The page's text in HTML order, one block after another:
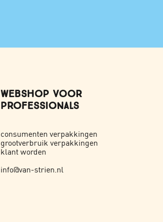
WEBSHOP VOOR
PROFESSIONALS
consumenten verpakkingen
grootverbruik verpakkingen
klant worden
info@van-strien.nl